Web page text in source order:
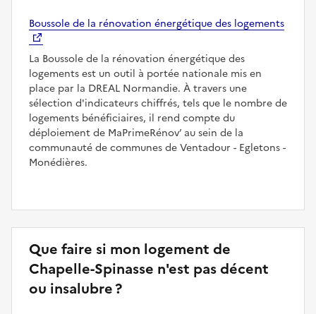
Boussole de la rénovation énergétique des logements
La Boussole de la rénovation énergétique des
logements est un outil à portée nationale mis en
place par la DREAL Normandie. À travers une
sélection d'indicateurs chiffrés, tels que le nombre de
logements bénéficiaires, il rend compte du
déploiement de MaPrimeRénov’ au sein de la
communauté de communes de Ventadour - Egletons -
Monédières.
Que faire si mon logement de
Chapelle-Spinasse n'est pas décent
ou insalubre ?